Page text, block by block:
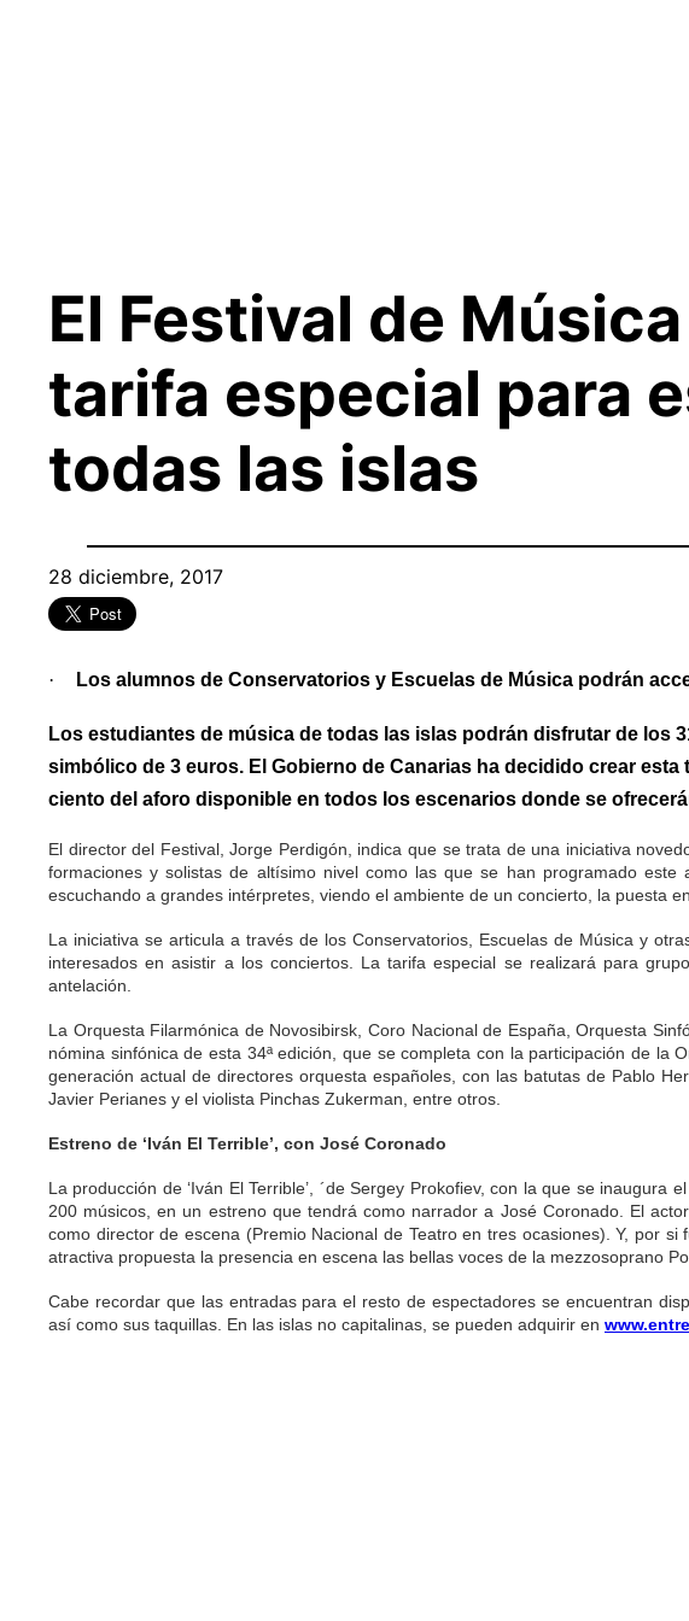
El Festival de
tarifa especial para
todas las islas
28 diciembre, 2017
· Los alumnos de Conservatorios y Escuelas de Música podrán
Los estudiantes de música de todas las islas podrán disfrutar de los
simbólico de 3 euros. El Gobierno de Canarias ha decidido crear
ciento del aforo disponible en todos los escenarios donde se
El director del Festival, Jorge Perdigón, indica que se trata de una iniciativa
formaciones y solistas de altísimo nivel como las que se han programado
escuchando a grandes intérpretes, viendo el ambiente de un concierto, la puesta
La iniciativa se articula a través de los Conservatorios, Escuelas de Música y
interesados en asistir a los conciertos. La tarifa especial se realizará para
antelación.
La Orquesta Filarmónica de Novosibirsk, Coro Nacional de España, Orquesta
nómina sinfónica de esta 34ª edición, que se completa con la participación de la
generación actual de directores orquesta españoles, con las batutas de Pablo
Javier Perianes y el violista Pinchas Zukerman, entre otros.
Estreno de ‘Iván El Terrible’, con José Coronado
La producción de ‘Iván El Terrible’, ´de Sergey Prokofiev, con la que se
200 músicos, en un estreno que tendrá como narrador a José Coronado. El
como director de escena (Premio Nacional de Teatro en tres ocasiones). Y, por
atractiva propuesta la presencia en escena las bellas voces de la mezzosoprano
Cabe recordar que las entradas para el resto de espectadores se encuentran
así como sus taquillas. En las islas no capitalinas, se pueden adquirir en